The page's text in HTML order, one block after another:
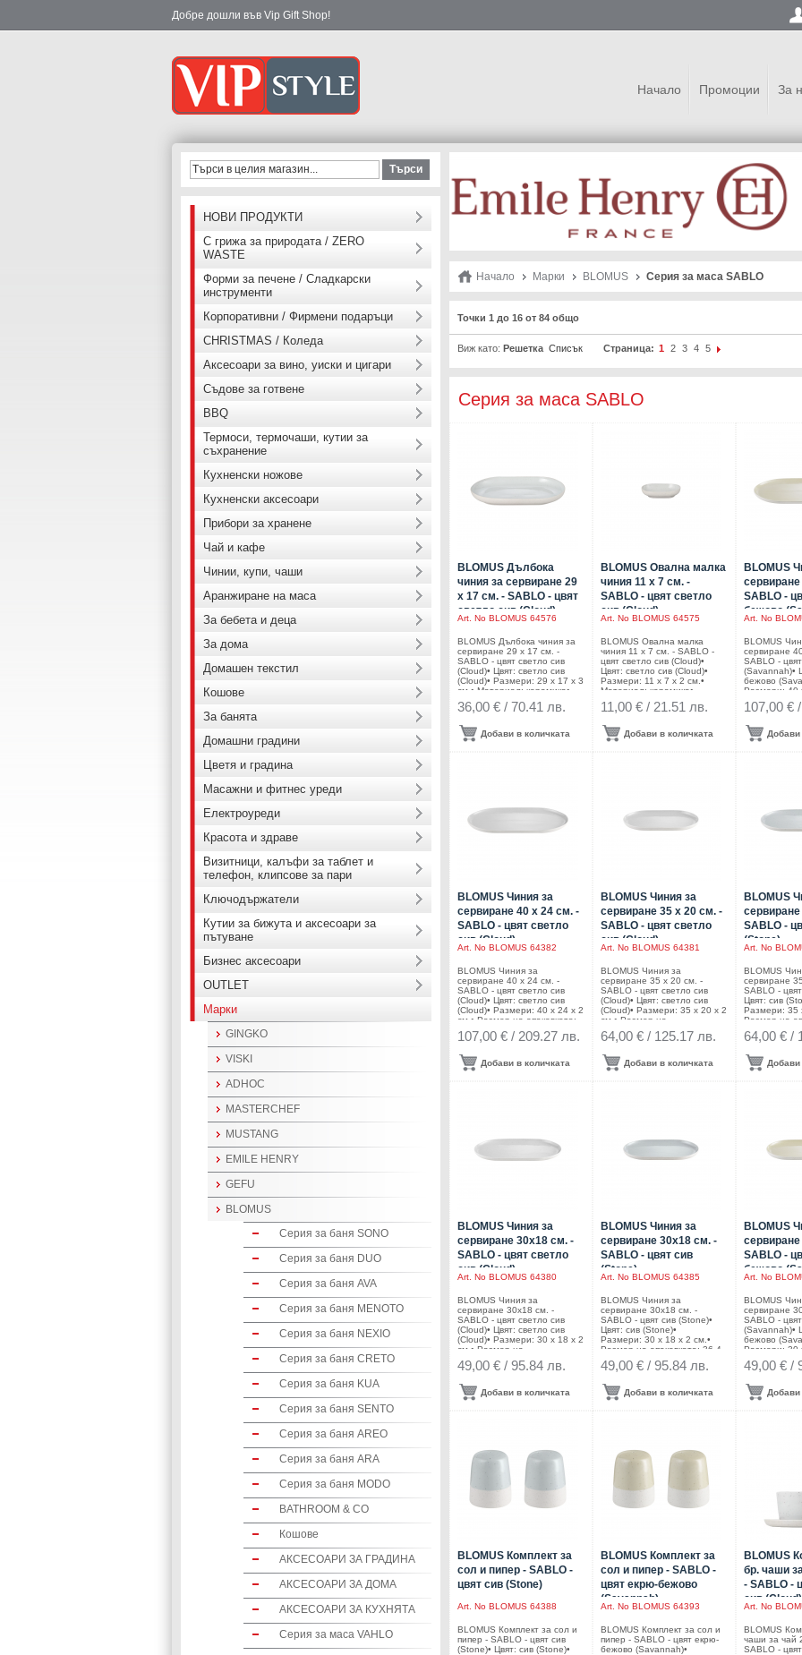
Добре дошли във Vip Gift Shop!
Начало Промоции За
Начало Марки BLOMUS Серия за маса SABLO
Точки 1 до 16 от 84 общо
Страница: 1 2 3 4 5
Виж като: Решетка Списък
Серия за маса SABLO
BLOMUS Дълбока
чиния за сервиране 29
х 17 см. - SABLO - цвят
светло сив (Cloud)
Art. No BLOMUS 64576
BLOMUS Дълбока чиния за
сервиране 29 х 17 см. -
SABLO - цвят светло сив
(Cloud)• Цвят: светло сив
(Cloud)• Размери: 29 х 17 х 3
см.• Материал: керамика•
Подходящи за микровълнова
фурна• Подходящи за
машинаПроизводител:
BLOMUS / ГерманияDESIGN:
36,00 € / 70.41 лв.
Добави в количката
BLOMUS Овална малка
чиния 11 х 7 см. -
SABLO - цвят светло
сив (Cloud)
Art. No BLOMUS 64575
BLOMUS Овална малка
чиния 11 х 7 см. - SABLO -
цвят светло сив (Cloud)•
Цвят: светло сив (Cloud)•
Размери: 11 х 7 х 2 см.•
Материал: керамика•
Подходящи за микровълнова
фурна• Подходящи за
машинаПроизводител:
BLOMUS / ГерманияDESIGN:
11,00 € / 21.51 лв.
Добави в количката
BLOMUS
SABLO -
бежово
Art. No
BLOMUS
сервиране
SABLO -
(Savannah)•
бежово
Размери: 40
Размер на
х 28,6 х 3,8
Подходящи
фурна•
107,00 €
Добави
BLOMUS Чиния за
сервиране 40 х 24 см. -
SABLO - цвят светло
сив (Cloud)
Art. No BLOMUS 64382
BLOMUS Чиния за
сервиране 40 х 24 см. -
SABLO - цвят светло сив
(Cloud)• Цвят: светло сив
(Cloud)• Размери: 40 х 24 х 2
см.• Размер на опаковката:
43,5 х 28,6 х 3,8 см.•
Материал: керамика•
фурна• Подходящи за
съдомиялна
107,00 € / 209.27 лв.
Добави в количката
BLOMUS Чиния за
сервиране 35 х 20 см. -
SABLO - цвят светло
сив (Cloud)
Art. No BLOMUS 64381
BLOMUS Чиния за
сервиране 35 х 20 см. -
SABLO - цвят светло сив
(Cloud)• Цвят: светло сив
(Cloud)• Размери: 35 х 20 х 2
см.• Размер на
опаковката: 39,1 х 24,6 х 6,2
см.• Материал: керамика•
фурна• Подходящи за
съдомиялна
64,00 € / 125.17 лв.
Добави в количката
BLOMUS
SABLO -
(Stone)
Art. No
BLOMUS
сервиране
SABLO -
Цвят: сив
Размери: 35
Размер на
х 24,6 х 6,2
Материал:
фурна•
съдомиялна
64,00 € /
Добави
BLOMUS Чиния за
сервиране 30х18 см. -
SABLO - цвят светло
сив (Cloud)
Art. No BLOMUS 64380
BLOMUS Чиния за
сервиране 30х18 см. -
SABLO - цвят светло сив
(Cloud)• Цвят: светло сив
(Cloud)• Размери: 30 х 18 х 2
см.• Размер на
опаковката: 36,4 х 20,5 х 4,7
см.• Материал: керамика•
фурна• Подходящи за
съдомиялна
49,00 € / 95.84 лв.
Добави в количката
BLOMUS Чиния за
сервиране 30х18 см. -
SABLO - цвят сив
(Stone)
Art. No BLOMUS 64385
BLOMUS Чиния за
сервиране 30х18 см. -
SABLO - цвят сив (Stone)•
Цвят: сив (Stone)•
Размери: 30 х 18 х 2 см.•
Размер на опаковката: 36,4
х 20,5 х 4,7 см.•
Материал: керамика•
фурна• Подходящи за
съдомиялна
49,00 € / 95.84 лв.
Добави в количката
BLOMUS
SABLO -
бежово
Art. No
BLOMUS
сервиране
SABLO -
(Savannah)•
бежово
Размери: 30
Размер на
х 20,5 х 4,7
Подходящи
фурна•
49,00 € /
Добави
BLOMUS Комплект за
сол и пипер - SABLO -
цвят сив (Stone)
Art. No BLOMUS 64388
BLOMUS Комплект за сол и
пипер - SABLO - цвят сив
(Stone)• Цвят: сив (Stone)•
BLOMUS Комплект за
сол и пипер - SABLO -
цвят екрю-бежово
(Savannah)
Art. No BLOMUS 64393
BLOMUS Комплект за сол и
пипер - SABLO - цвят екрю-
бежово (Savannah)•
BLOMUS
бр. чаши
- SABLO -
сив (Cloud)
Art. No
BLOMUS
чаши за чай
SABLO -
Търси
НОВИ ПРОДУКТИ
С грижа за природата / ZERO
WASTE
Форми за печене / Сладкарски
инструменти
Корпоративни / Фирмени подаръци
CHRISTMAS / Коледа
Аксесоари за вино, уиски и цигари
Съдове за готвене
BBQ
Термоси, термочаши, кутии за
съхранение
Кухненски ножове
Кухненски аксесоари
Прибори за хранене
Чай и кафе
Чинии, купи, чаши
Аранжиране на маса
За бебета и деца
За дома
Домашен текстил
Кошове
За банята
Домашни градини
Цветя и градина
Масажни и фитнес уреди
Електроуреди
Красота и здраве
Визитници, калъфи за таблет и
телефон, клипсове за пари
Ключодържатели
Кутии за бижута и аксесоари за
пътуване
Бизнес аксесоари
OUTLET
Марки
GINGKO
VISKI
ADHOC
MASTERCHEF
MUSTANG
EMILE HENRY
GEFU
BLOMUS
Серия за баня SONO
Серия за баня DUO
Серия за баня AVA
Серия за баня MENOTO
Серия за баня NEXIO
Серия за баня CRETO
Серия за баня KUA
Серия за баня SENTO
Серия за баня AREO
Серия за баня ARA
Серия за баня MODO
BATHROOM & CO
Кошове
АКСЕСОАРИ ЗА ГРАДИНА
АКСЕСОАРИ ЗА ДОМА
АКСЕСОАРИ ЗА КУХНЯТА
Серия за маса VAHLO